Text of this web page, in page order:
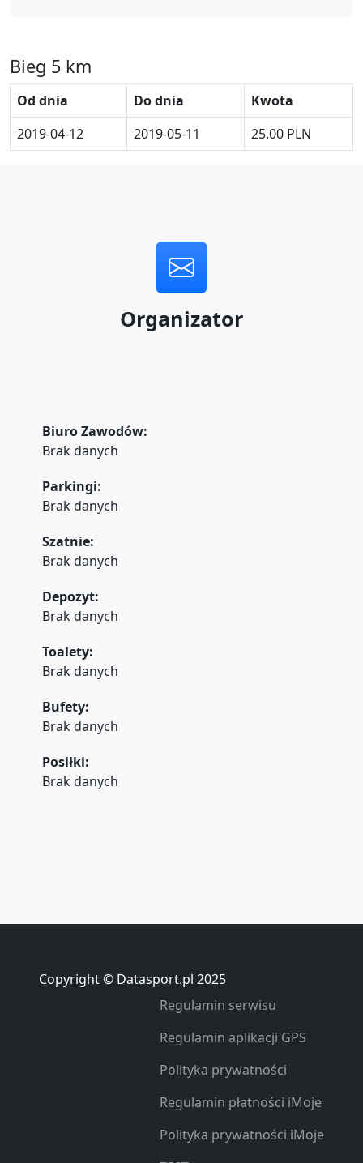
Bieg 5 km
Od dnia Do dnia
Kwota
2019-04-12
2019-05-11 25.00 PLN
Organizator
Biuro Zawodów:
Brak danych
Parkingi:
Brak danych
Szatnie:
Brak danych
Depozyt:
Brak danych
Toalety:
Brak danych
Bufety:
Brak danych
Posiłki:
Brak danych
Copyright © Datasport.pl 2025
Regulamin serwisu
Regulamin aplikacji GPS
Polityka prywatności
Regulamin płatności iMoje
Polityka prywatności iMoje